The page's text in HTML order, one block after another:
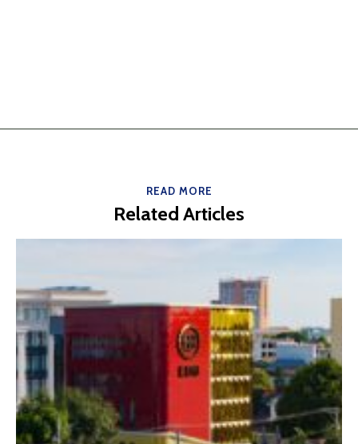
READ MORE
Related Articles